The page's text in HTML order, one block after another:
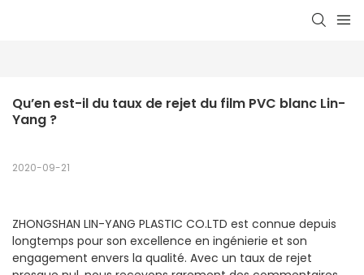
Qu’en est-il du taux de rejet du film PVC blanc Lin-
Yang ?
2020-09-21
ZHONGSHAN LIN-YANG PLASTIC CO.LTD est connue depuis
longtemps pour son excellence en ingénierie et son
engagement envers la qualité. Avec un taux de rejet